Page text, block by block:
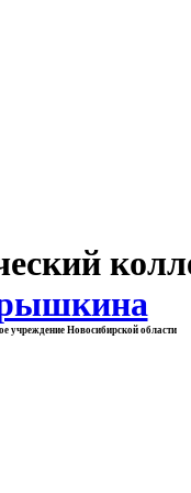
учреждение Новосибирской области